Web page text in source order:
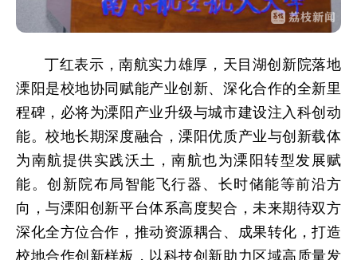
丁红表示，南航实力雄厚，天目湖创新院落地
溧阳是校地协同赋能产业创新、深化合作的全新里
程碑，必将为溧阳产业升级与城市建设注入科创动
能。校地长期深度融合，溧阳优质产业与创新载体
为南航提供实践沃土，南航也为溧阳转型发展赋
能。创新院布局智能飞行器、长时储能等前沿方
向，与溧阳创新平台体系高度契合，未来期待双方
深化全方位合作，推动资源耦合、成果转化，打造
校地合作创新样板，以科技创新助力区域高质量发